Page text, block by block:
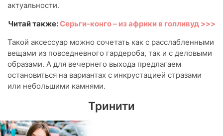
актуальности.
Читай также:Серьги-конго – из африки в голливуд >>>
Такой аксессуар можно сочетать как с расслабленными
вещами из повседневного гардероба, так и с деловыми
образами. А для вечернего выхода предлагаем
остановиться на вариантах с инкрустацией стразами
или небольшими камнями.
Тринити